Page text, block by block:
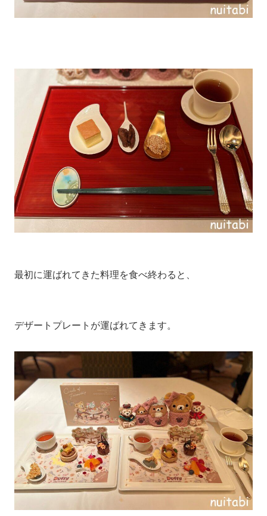
最初に運ばれてきた料理を食べ終わると、
デザートプレートが運ばれてきます。